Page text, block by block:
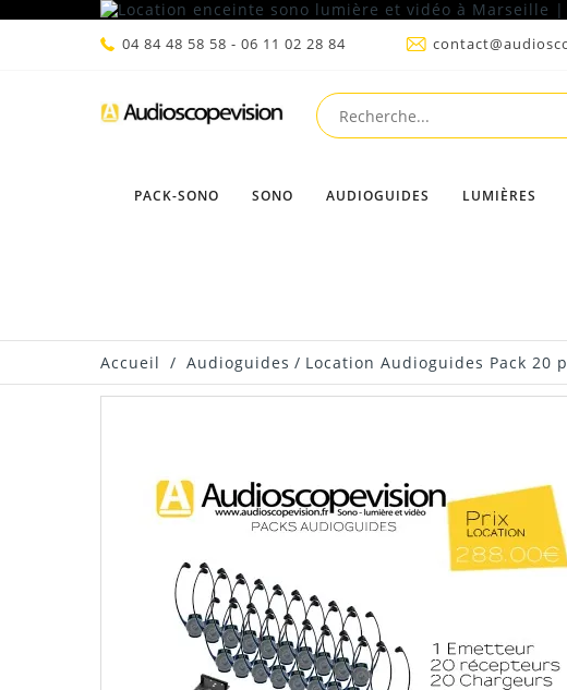
04 84 48 58 58 - 06 11 02 28 84
PACK-SONO SONO AUDIOGUIDES LUMIÈRES
Accueil / Audioguides / Location Audioguides Pack 20